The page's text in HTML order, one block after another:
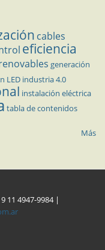
cables
eficiencia
generación
LED industria 4.0
instalación eléctrica
tabla de contenidos
Más
11 4947-9984 |